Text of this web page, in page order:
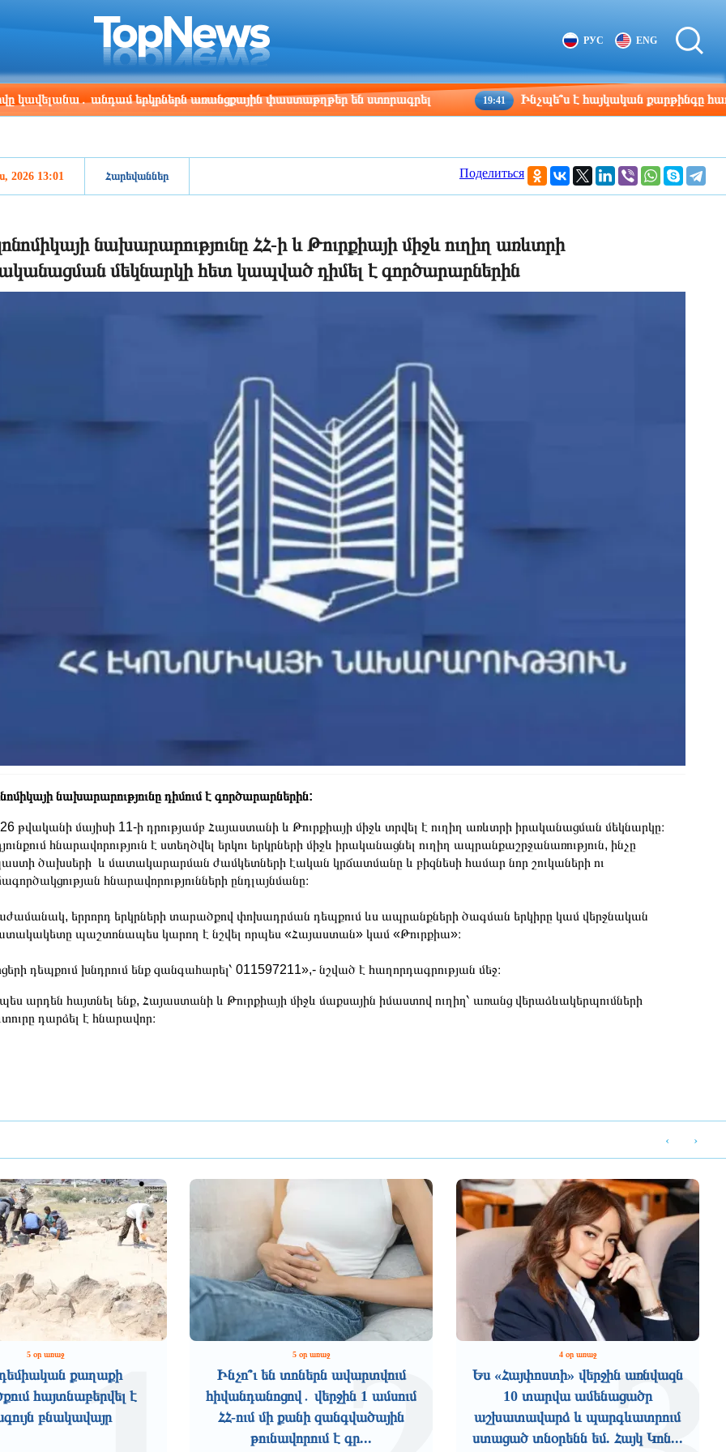
Los Angeles
05:01
Beijing
20:01 РУС ENG
անդամ երկրներն առանցքային փաստաթղթեր են ստորագրել Ինչպե՞ս է հայկական քարթինգը
2026 13:01 Հարեվաններ Поделиться
նախարարությունը ՀՀ-ի և Թուրքիայի միջև ուղիղ առևտրի
մեկնարկի հետ կապված դիմել է գործարարներին
նախարարությունը դիմում է գործարարներին:
թվականի մայիսի 11-ի դրությամբ Հայաստանի և Թուրքիայի միջև տրվել է ուղիղ առևտրի իրականացման մեկնարկը։
հնարավորություն է ստեղծվել երկու երկրների միջև իրականացնել ուղիղ ապրանքաշրջանառություն, ինչը
ծախսերի և մատակարարման ժամկետների էական կրճատմանը և բիզնեսի համար նոր շուկաների ու
հնարավորությունների ընդլայնմանը։
երրորդ երկրների տարածքով փոխադրման դեպքում ևս ապրանքների ծագման երկիրը կամ վերջնական
պաշտոնապես կարող է նշվել որպես «Հայաստան» կամ «Թուրքիա»։
դեպքում խնդրում ենք զանգահարել՝ 011597211»,- նշված է հաղորդագրության մեջ։
արդեն հայտնել ենք, Հայաստանի և Թուրքիայի միջև մաքսային իմաստով ուղիղ՝ առանց վերաձևակերպումների
դարձել է հնարավոր։
5 օր առաջ
քաղաքի
հայտնաբերվել է
բնակավայր
5 օր առաջ
Ինչո՞ւ են տոներն ավարտվում
հիվանդանոցով․ վերջին 1 ամսում
ՀՀ-ում մի քանի զանգվածային
թունավորում է գր...
4 օր առաջ
Ես «Հայփոստի» վերջին առնվազն
10 տարվա ամենացածր
աշխատավարձ և պարգևատրում
ստացած տնօրենն եմ. Հայկ Կոն...
‹ ›